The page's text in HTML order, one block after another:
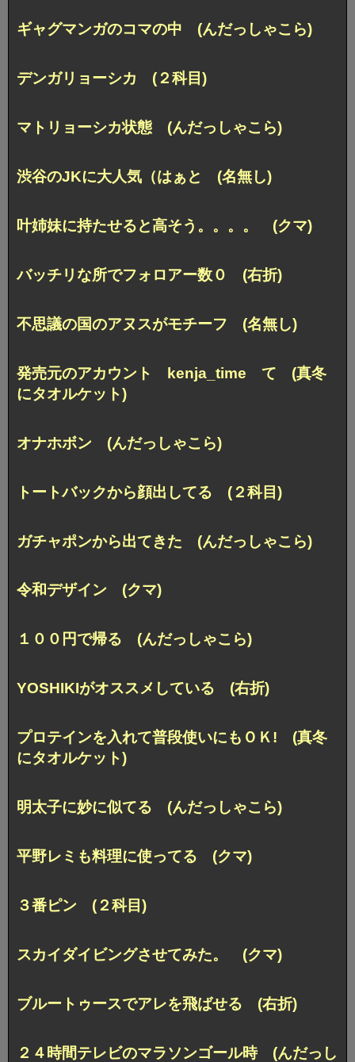
ギャグマンガのコマの中 (んだっしゃこら)
デンガリョーシカ (２科目)
マトリョーシカ状態 (んだっしゃこら)
渋谷のJKに大人気（はぁと (名無し)
叶姉妹に持たせると高そう。。。。 (クマ)
バッチリな所でフォロアー数０ (右折)
不思議の国のアヌスがモチーフ (名無し)
発売元のアカウント kenja_time て (真冬
にタオルケット)
オナホボン (んだっしゃこら)
トートバックから顔出してる (２科目)
ガチャポンから出てきた (んだっしゃこら)
令和デザイン (クマ)
１００円で帰る (んだっしゃこら)
YOSHIKIがオススメしている (右折)
プロテインを入れて普段使いにもＯＫ! (真冬
にタオルケット)
明太子に妙に似てる (んだっしゃこら)
平野レミも料理に使ってる (クマ)
３番ピン (２科目)
スカイダイビングさせてみた。 (クマ)
ブルートゥースでアレを飛ばせる (右折)
２４時間テレビのマラソンゴール時 (んだっし